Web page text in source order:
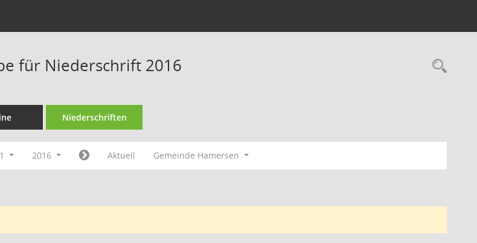
für Niederschrift 2016
Niederschriften
2016 Aktuell Gemeinde Hamersen